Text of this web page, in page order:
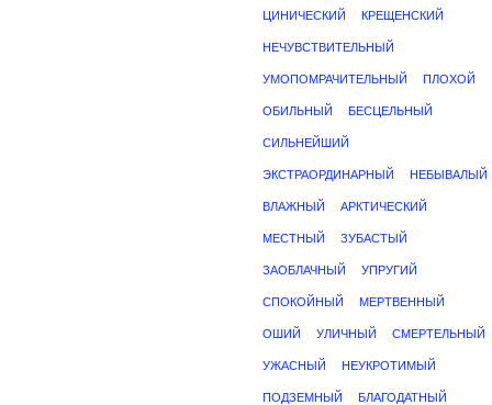
ЦИНИЧЕСКИЙ КРЕЩЕНСКИЙ
НЕЧУВСТВИТЕЛЬНЫЙ
УМОПОМРАЧИТЕЛЬНЫЙ ПЛОХОЙ
ОБИЛЬНЫЙ БЕСЦЕЛЬНЫЙ
СИЛЬНЕЙШИЙ
ЭКСТРАОРДИНАРНЫЙ НЕБЫВАЛЫЙ
ВЛАЖНЫЙ АРКТИЧЕСКИЙ
МЕСТНЫЙ ЗУБАСТЫЙ
ЗАОБЛАЧНЫЙ УПРУГИЙ
СПОКОЙНЫЙ МЕРТВЕННЫЙ
ОШИЙ УЛИЧНЫЙ СМЕРТЕЛЬНЫЙ
УЖАСНЫЙ НЕУКРОТИМЫЙ
ПОДЗЕМНЫЙ БЛАГОДАТНЫЙ